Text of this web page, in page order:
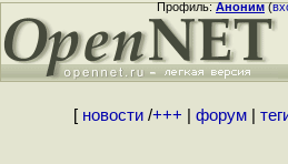
Профиль:Аноним(
[ новости/+++ форум|